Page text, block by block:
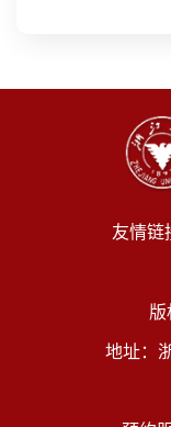
友情链
地址：